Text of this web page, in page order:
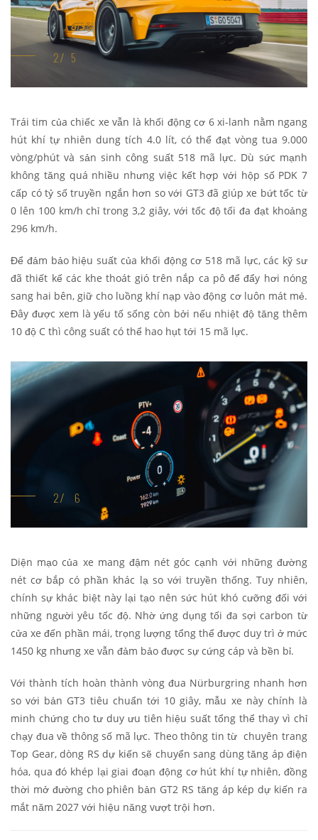
Trái tim của chiếc xe vẫn là khối động cơ 6 xi-lanh nằm ngang
hút khí tự nhiên dung tích 4.0 lít, có thể đạt vòng tua 9.000
vòng/phút và sản sinh công suất 518 mã lực. Dù sức mạnh
không tăng quá nhiều nhưng việc kết hợp với hộp số PDK 7
cấp có tỷ số truyền ngắn hơn so với GT3 đã giúp xe bứt tốc từ
0 lên 100 km/h chỉ trong 3,2 giây, với tốc độ tối đa đạt khoảng
296 km/h.
Để đảm bảo hiệu suất của khối động cơ 518 mã lực, các kỹ sư
đã thiết kế các khe thoát gió trên nắp ca pô để đẩy hơi nóng
sang hai bên, giữ cho luồng khí nạp vào động cơ luôn mát mẻ.
Đây được xem là yếu tố sống còn bởi nếu nhiệt độ tăng thêm
10 độ C thì công suất có thể hao hụt tới 15 mã lực.
Diện mạo của xe mang đậm nét góc cạnh với những đường
nét cơ bắp có phần khác lạ so với truyền thống. Tuy nhiên,
chính sự khác biệt này lại tạo nên sức hút khó cưỡng đối với
những người yêu tốc độ. Nhờ ứng dụng tối đa sợi carbon từ
cửa xe đến phần mái, trọng lượng tổng thể được duy trì ở mức
1450 kg nhưng xe vẫn đảm bảo được sự cứng cáp và bền bỉ.
Với thành tích hoàn thành vòng đua Nürburgring nhanh hơn
so với bản GT3 tiêu chuẩn tới 10 giây, mẫu xe này chính là
minh chứng cho tư duy ưu tiên hiệu suất tổng thể thay vì chỉ
chạy đua về thông số mã lực. Theo thông tin từ chuyên trang
Top Gear, dòng RS dự kiến sẽ chuyển sang dùng tăng áp điện
hóa, qua đó khép lại giai đoạn động cơ hút khí tự nhiên, đồng
thời mở đường cho phiên bản GT2 RS tăng áp kép dự kiến ra
mắt năm 2027 với hiệu năng vượt trội hơn.